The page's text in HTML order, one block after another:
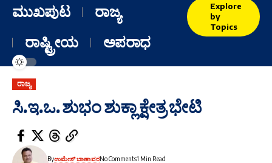
ಮುಖಪುಟ
ರಾಜ್ಯ
ರಾಷ್ಟ್ರೀಯ
ಅಪರಾಧ
Explore
by
Topics
ರಾಜ್ಯ
ಸಿ.ಇ.ಒ. ಶುಭಂ ಶುಕ್ಲಾ ಕ್ಷೇತ್ರ ಭೇಟಿ
Byಉಮೇಶ್ ಬಾಣಾವರNo Comments1 Min Read